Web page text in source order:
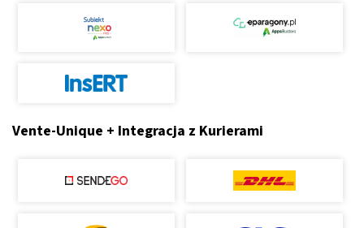
Vente-Unique + Integracja z Kurierami